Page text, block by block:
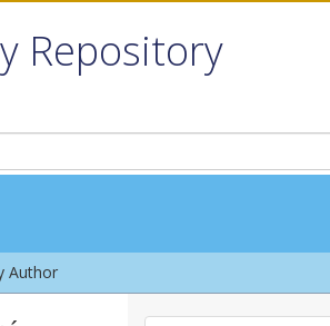
Repository
Author